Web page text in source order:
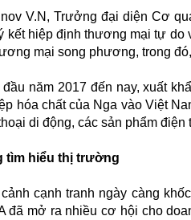
V.N, Trưởng đại diện Cơ
kết hiệp định thương mại tự
mại song phương, trong
năm 2017 đến nay, xuất
hóa chất của Nga vào Việt
di động, các sản phẩm
tìm hiểu thị trường
cạnh tranh ngày càng
đã mở ra nhiều cơ hội cho